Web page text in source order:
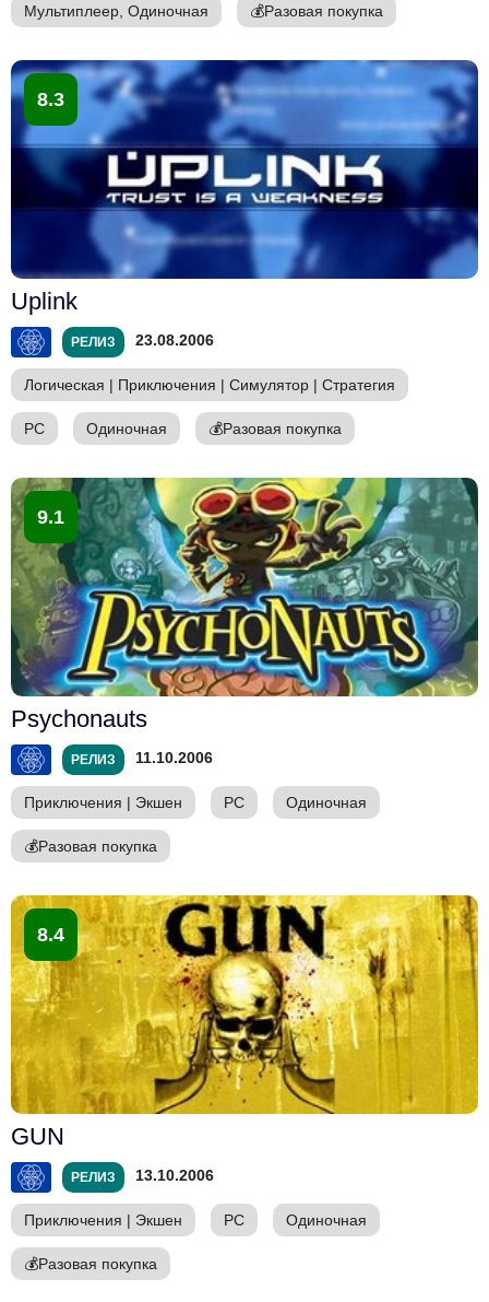
Мультиплеер, Одиночная 💰Разовая покупка
8.3
Uplink
РЕЛИЗ 23.08.2006
Логическая | Приключения | Симулятор | Стратегия
PC Одиночная 💰Разовая покупка
9.1
Psychonauts
РЕЛИЗ 11.10.2006
Приключения | Экшен PC Одиночная
💰Разовая покупка
8.4
GUN
РЕЛИЗ 13.10.2006
Приключения | Экшен PC Одиночная
💰Разовая покупка